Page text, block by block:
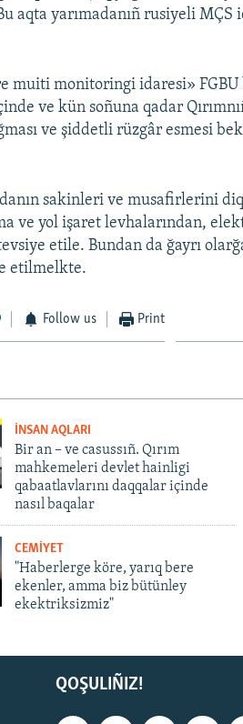
aqta yarımadanıñ rusiyeli MÇS
muiti monitoringi idaresi»
ve kün soñuna qadar
ve şiddetli rüzgâr esmesi
sakinleri ve musafirlerini
ve yol işaret levhalarından,
etile. Bundan da ğayrı
etilmelkte.
Follow us Print
İNSAN AQLARI
Bir an – ve casussıñ. Qırım
mahkemeleri devlet hainligi
qabaatlavlarını daqqalar içinde
nasıl baqalar
CEMİYET
"Haberlerge köre, yarıq bere
ekenler, amma biz bütünley
ekektriksizmiz"
QOŞULIÑIZ!